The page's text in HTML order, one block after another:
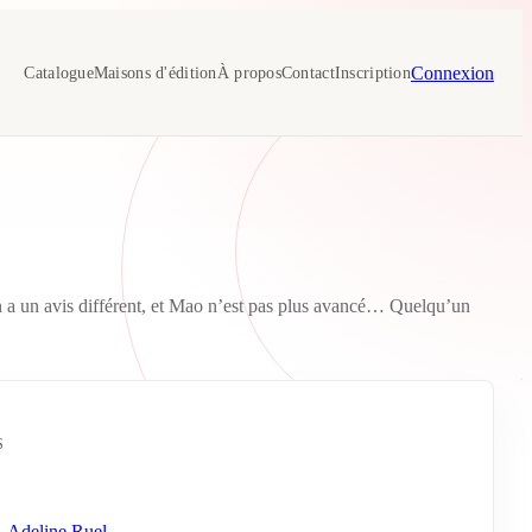
CatalogueMaisons d'édition À proposContactInscriptionConnexion
un avis différent, et Mao n’est pas plus avancé… Quelqu’un